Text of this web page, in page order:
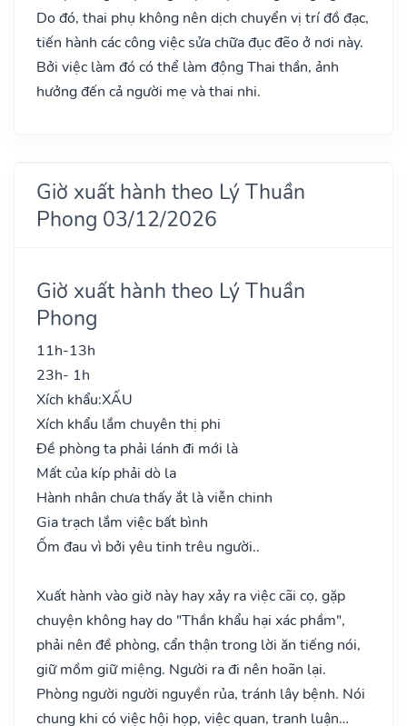
Do đó, thai phụ không nên dịch chuyển vị trí đồ đạc,
tiến hành các công việc sửa chữa đục đẽo ở nơi này.
Bởi việc làm đó có thể làm động Thai thần, ảnh
hưởng đến cả người mẹ và thai nhi.
Giờ xuất hành theo Lý Thuần
Phong 03/12/2026
Giờ xuất hành theo Lý Thuần
Phong
11h-13h
23h- 1h
Xích khẩu:XẤU
Xích khẩu lắm chuyên thị phi
Đề phòng ta phải lánh đi mới là
Mất của kíp phải dò la
Hành nhân chưa thấy ắt là viễn chinh
Gia trạch lắm việc bất bình
Ốm đau vì bởi yêu tinh trêu người..
Xuất hành vào giờ này hay xảy ra việc cãi cọ, gặp
chuyện không hay do "Thần khẩu hại xác phầm",
phải nên đề phòng, cẩn thận trong lời ăn tiếng nói,
giữ mồm giữ miệng. Người ra đi nên hoãn lại.
Phòng người người nguyền rủa, tránh lây bệnh. Nói
chung khi có việc hội họp, việc quan, tranh luận…